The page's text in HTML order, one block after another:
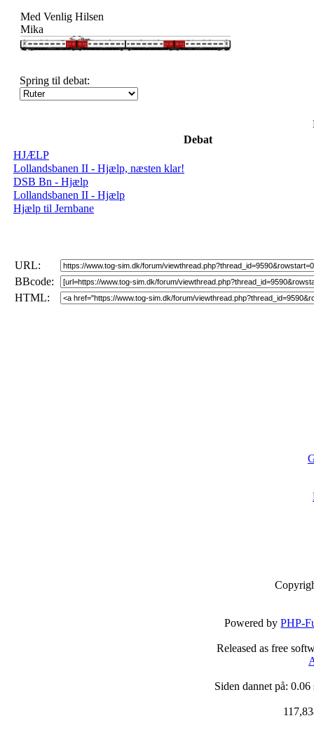
Med Venlig Hilsen
Mika
Spring til debat:
Debat
HJÆLP
Lollandsbanen II - Hjælp, næsten klar!
DSB Bn - Hjælp
Lollandsbanen II - Hjælp
Hjælp til Jernbane
URL:
BBcode:
HTML:
Powered byPHP-
Released as free
Siden dannet på: